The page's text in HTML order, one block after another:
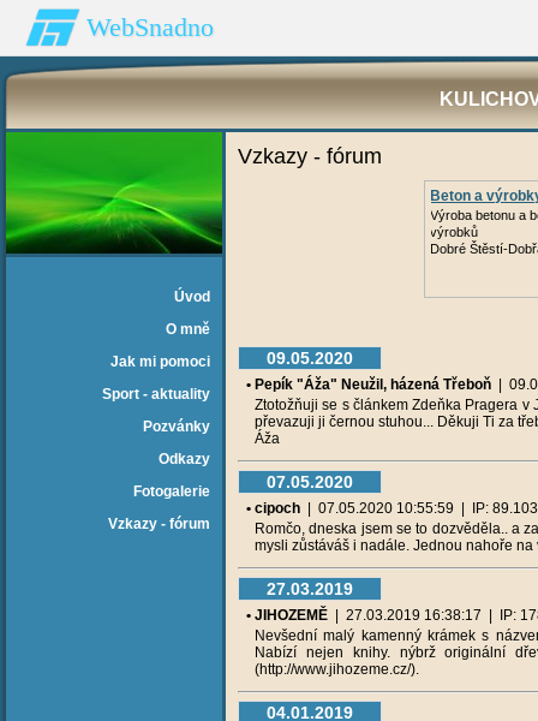
WebSnadno
Úvod
O mně
Jak mi pomoci
Sport - aktuality
Pozvánky
Odkazy
Fotogalerie
Vzkazy - fórum
Vzkazy - fórum
Beton a
Výroba betonu a
výrobků
Dobré Štěstí-
09.05.2020
• Pepík "Áža" Neužil, házená Třeboň |
Ztotožňuji se s článkem Zdeňka Pragera
převazuji ji černou stuhou... Děkuji Ti za
Áža
07.05.2020
• cipoch | 07.05.2020 10:55:59 | IP:
Romčo, dneska jsem se to dozvěděla.. a
mysli zůstáváš i nadále. Jednou nahoře
27.03.2019
• JIHOZEMĚ | 27.03.2019 16:38:17 | IP:
Nevšední malý kamenný krámek s
Nabízí nejen knihy. nýbrž originální
(http://www.jihozeme.cz/).
04.01.2019